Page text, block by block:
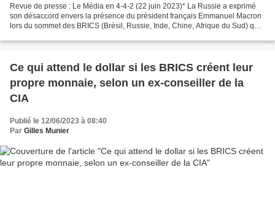
Revue de presse : Le Média en 4-4-2 (22 juin 2023)* La Russie a exprimé
son désaccord envers la présence du président français Emmanuel Macron
lors du sommet des BRICS (Brésil, Russie, Inde, Chine, Afrique du Sud) qui
Ce qui attend le dollar si les BRICS créent leur
propre monnaie, selon un ex-conseiller de la
CIA
Publié le 12/06/2023 à 08:40
Par Gilles Munier